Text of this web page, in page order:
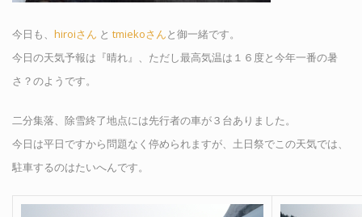
今日も、 hiroiさん と tmiekoさんと御一緒です。
今日の天気予報は『晴れ』、ただし最高気温は１６度と今年一番の暑
さ？のようです。
二分集落、除雪終了地点には先行者の車が３台ありました。
今日は平日ですから問題なく停められますが、土日祭でこの天気では、
駐車するのはたいへんです。